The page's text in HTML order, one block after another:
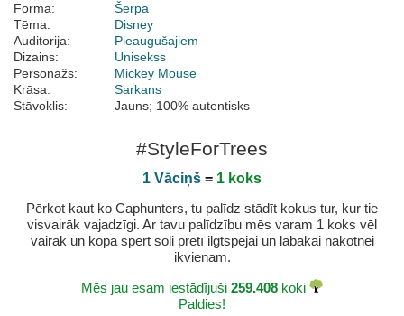
Forma:
Šerpa
Tēma:
Disney
Auditorija:
Pieaugušajiem
Dizains:
Unisekss
Personāžs:
Mickey Mouse
Krāsa:
Sarkans
Stāvoklis:
Jauns; 100% autentisks
#StyleForTrees
1 Vāciņš = 1 koks
Pērkot kaut ko Caphunters, tu palīdz stādīt kokus tur, kur tie
visvairāk vajadzīgi. Ar tavu palīdzību mēs varam 1 koks vēl
vairāk un kopā spert soli pretī ilgtspējai un labākai nākotnei
ikvienam.
Mēs jau esam iestādījuši 259.408 koki
Paldies!